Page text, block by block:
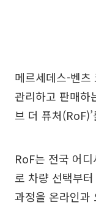
메르세데스-벤츠
관리하고 판매하
브 더 퓨처
RoF는 전국 어
로 차량 선택부
과정을 온라인과